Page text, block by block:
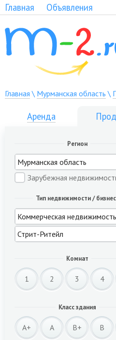
Главная Объявления
Главная \ Мурманская область \
Аренда
Регион
Зарубежная
Тип недвижимости /
Комнат
1 2 3 4
Класс здания
A+ A B+ B